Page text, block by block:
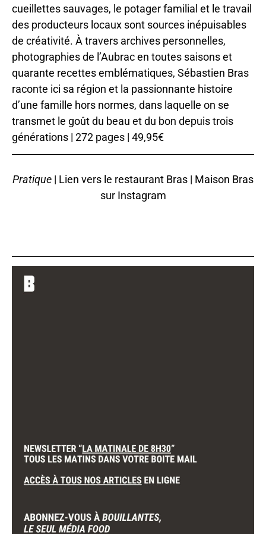
cueillettes sauvages, le potager familial et le travail
des producteurs locaux sont sources inépuisables
de créativité. À travers archives personnelles,
photographies de l’Aubrac en toutes saisons et
quarante recettes emblématiques, Sébastien Bras
raconte ici sa région et la passionnante histoire
d’une famille hors normes, dans laquelle on se
transmet le goût du beau et du bon depuis trois
générations | 272 pages | 49,95€
Pratique | Lien vers le restaurant Bras | Maison Bras
sur Instagram